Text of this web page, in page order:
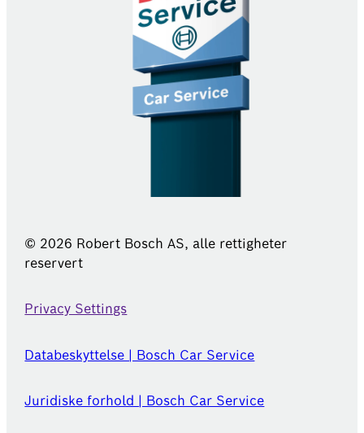
© 2026 Robert Bosch AS, alle rettigheter
reservert
Privacy Settings
Databeskyttelse | Bosch Car Service
Juridiske forhold | Bosch Car Service